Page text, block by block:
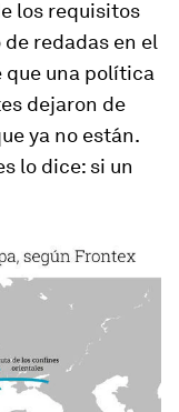
los requisitos
redadas en el
que una política
dejaron de
ya no están.
lo dice: si un